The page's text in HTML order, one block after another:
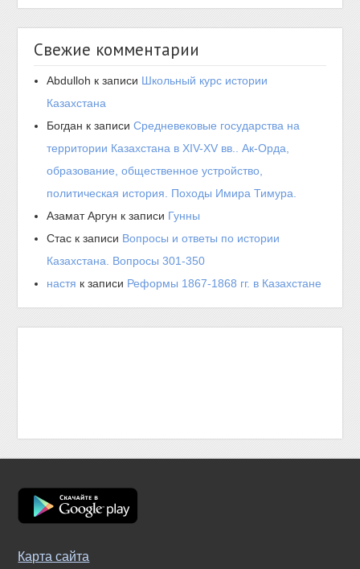
Свежие комментарии
Abdulloh к записи Школьный курс истории
Казахстана
Богдан к записиСредневековые государства на
территории Казахстана в XIV-XV вв.. Ак-Орда,
образование, общественное устройство,
политическая история. Походы Имира Тимура.
Азамат Аргун к записи Гунны
Стас к записи Вопросы и ответы по истории
Казахстана. Вопросы 301-350
настя к записи Реформы 1867-1868 гг. в Казахстане
Карта сайта